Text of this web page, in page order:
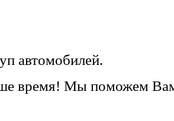
автомобилей.
время! Мы поможем